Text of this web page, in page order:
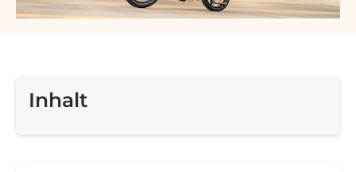
Inhalt